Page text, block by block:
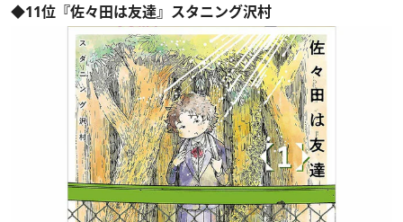
◆11位『佐々田は友達』スタニング沢村